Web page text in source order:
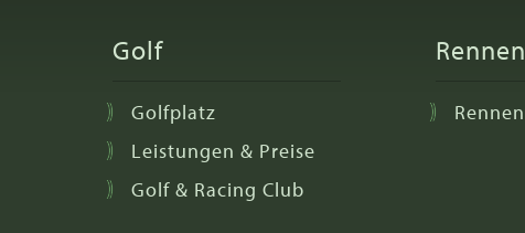
Golf
Golfplatz
Leistungen & Preise
Golf & Racing Club
Rennen
Rennen